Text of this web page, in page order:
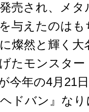
売され、メタ
与えたのは
燦然と輝く大
たモンスタ
今年の4月21
ドバン』な